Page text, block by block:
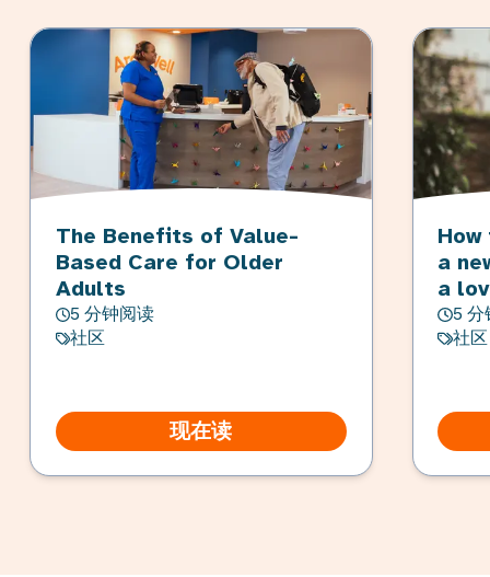
The Benefits of Value-
Based Care for Older
Adults
5 分钟阅读
社区
现在读
a
a
5 分
社区